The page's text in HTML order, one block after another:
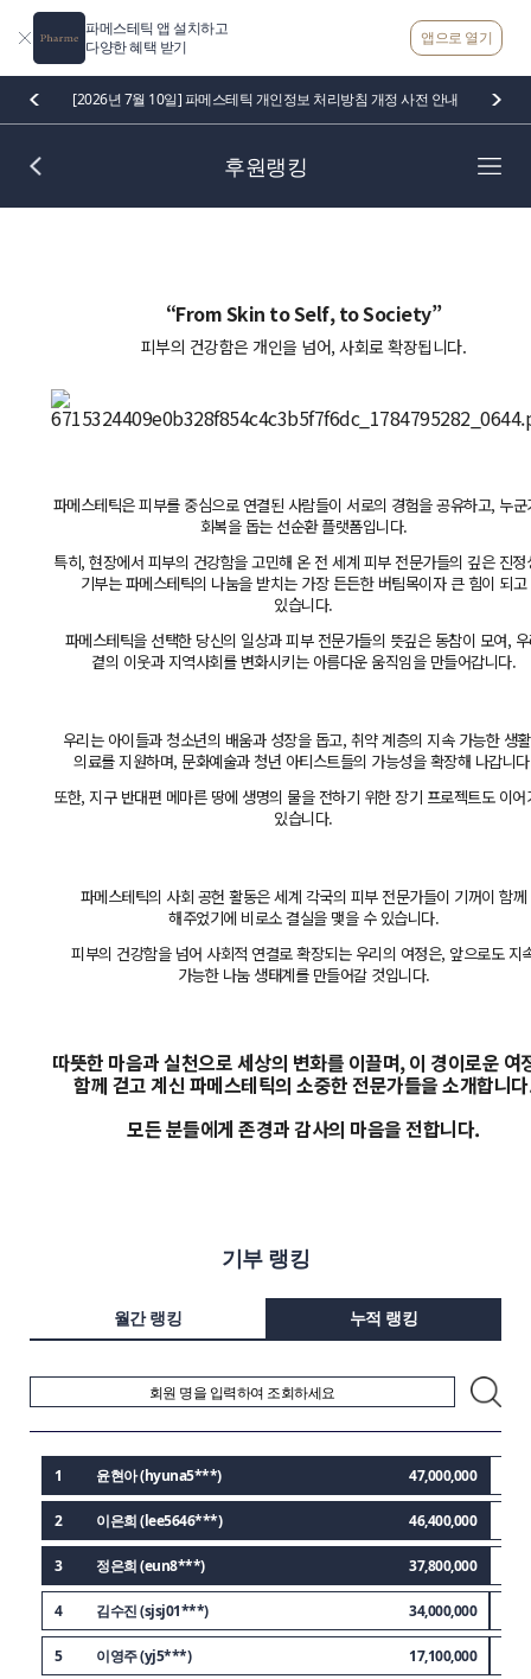
파메스테틱 앱 설치하고
다양한 혜택 받기
앱으로 열기
[2026년 7월 10일] 파메스테틱 개인정보 처리방침 개정 사전 안내
후원랭킹
“From Skin to Self, to Society”
피부의 건강함은 개인을 넘어, 사회로 확장됩니다.
파메스테틱은 피부를 중심으로 연결된 사람들이 서로의 경험을 공유하고, 누군
회복을 돕는 선순환 플랫폼입니다.
특히, 현장에서 피부의 건강함을 고민해 온 전 세계 피부 전문가들의 깊은 진정
기부는 파메스테틱의 나눔을 받치는 가장 든든한 버팀목이자 큰 힘이 되고
있습니다.
파메스테틱을 선택한 당신의 일상과 피부 전문가들의 뜻깊은 동참이 모여,
곁의 이웃과 지역사회를 변화시키는 아름다운 움직임을 만들어갑니다.
우리는 아이들과 청소년의 배움과 성장을 돕고, 취약 계층의 지속 가능한 생
의료를 지원하며, 문화예술과 청년 아티스트들의 가능성을 확장해 나갑니
또한, 지구 반대편 메마른 땅에 생명의 물을 전하기 위한 장기 프로젝트도 이어
있습니다.
파메스테틱의 사회 공헌 활동은 세계 각국의 피부 전문가들이 기꺼이 함께
해주었기에 비로소 결실을 맺을 수 있습니다.
피부의 건강함을 넘어 사회적 연결로 확장되는 우리의 여정은, 앞으로도 지
가능한 나눔 생태계를 만들어갈 것입니다.
따뜻한 마음과 실천으로 세상의 변화를 이끌며, 이 경이로운 여
함께 걷고 계신 파메스테틱의 소중한 전문가들을 소개합니
모든 분들에게 존경과 감사의 마음을 전합니다.
기부 랭킹
월간 랭킹 누적 랭킹
1 윤현아 (hyuna5***) 47,000,000
2 이은희 (lee5646***) 46,400,000
3 정은희 (eun8***) 37,800,000
4 김수진 (sjsj01***) 34,000,000
5 이영주 (yj5***) 17,100,000